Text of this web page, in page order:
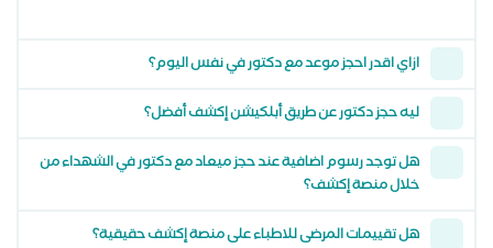
ازاي اقدر احجز موعد مع دكتور في نفس اليوم؟
ليه حجز دكتور عن طريق أبلكيشن إكشف أفضل؟
هل توجد رسوم اضافية عند حجز ميعاد مع دكتور في الشهداء من
خلال منصة إكشف؟
هل تقييمات المرضى للاطباء على منصة إكشف حقيقية؟